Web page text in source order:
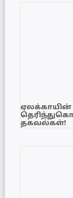
தகவல்கள்!